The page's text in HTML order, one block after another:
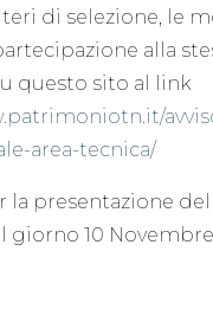
di selezione, le
alla
questo sito al link
area-tecnica/
la presentazione
giorno 10